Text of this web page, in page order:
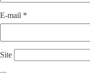
E-mail *
Site